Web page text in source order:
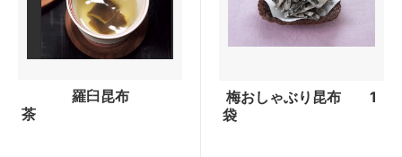
羅臼昆布
茶
梅おしゃぶり昆布 1
袋